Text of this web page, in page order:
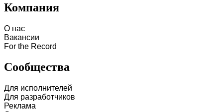
Компания
О нас
Вакансии
For the Record
Сообщества
Для исполнителей
Для разработчиков
Реклама